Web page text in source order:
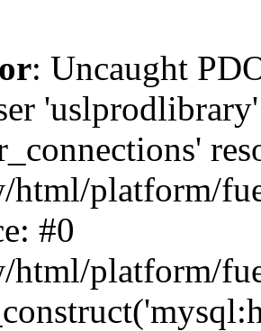
: Uncaught
'uslprodlibrary'
platform/
#0
platform/